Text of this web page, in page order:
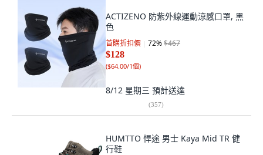
ACTIZENO 防紫外線運動涼感口罩, 黑
色
首購折扣價 72%$467
$128
($64.00/1個)
8/12 星期三 預計送達
(357)
HUMTTO 悍途 男士 Kaya Mid TR 健
行鞋